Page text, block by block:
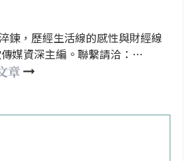
鍊，歷經生活線的感性與財經線
媒資深主編。聯繫請洽：
章